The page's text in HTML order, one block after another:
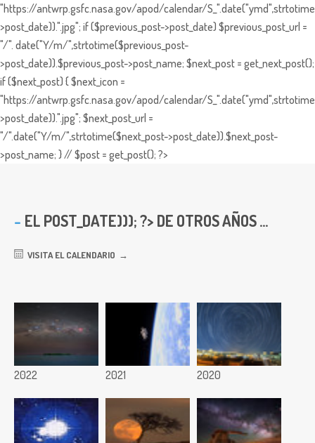
"https://antwrp.gsfc.nasa.gov/apod/calendar/
>post_date)).".jpg"; if ($previous_post->post_date) $previous_post_url =
"/". date("Y/m/",strtotime($previous_post-
>post_date)).$previous_post->post_name; $next_post = get_next_post();
if ($next_post) { $next_icon =
"https://antwrp.gsfc.nasa.gov/apod/calendar/
>post_date)).".jpg"; $next_post_url =
"/".date("Y/m/",strtotime($next_post->post_date)).$next_post-
>post_name; } // $post = get_post(); ?>
EL POST_DATE))); ?> DE OTROS AÑOS ...
VISITA EL CALENDARIO
2022 2021 2020